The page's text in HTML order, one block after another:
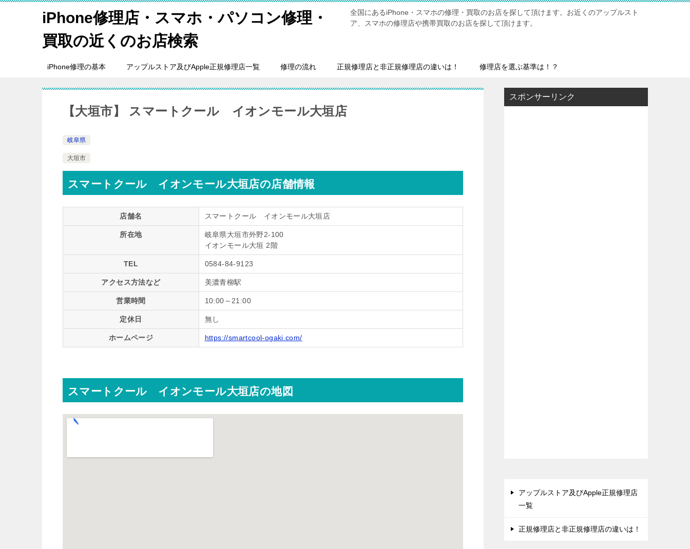
iPhone修理店・スマホ・パソコン修理・
買取の近くのお店検索
全国にあるiPhone・スマホの修理・買取のお店を探して頂けます。お近くのアップルスト
ア、スマホの修理店や携帯買取のお店を探して頂けます。
iPhone修理の基本 アップルストア及びApple正規修理店一覧 修理の流れ 正規修理店と非正規修理店の違いは！ 修理店を選ぶ基準は！？
【大垣市】 スマートクール イオンモール大垣店
岐阜県
大垣市
スマートクール イオンモール大垣店の店舗情報
店舗名 スマートクール イオンモール大垣店
所在地
岐阜県大垣市外野2-100
イオンモール大垣 2階
TEL 0584-84-9123
アクセス方法など 美濃青柳駅
営業時間 10:00～21:00
定休日 無し
ホームページ https://smartcool-ogaki.com/
スマートクール イオンモール大垣店の地図
スポンサーリンク
アップルストア及びApple正規修理店
一覧
正規修理店と非正規修理店の違いは！